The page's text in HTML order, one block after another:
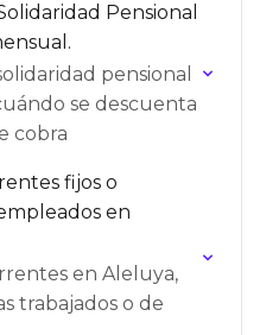
Pensional
pensional
se descuenta
cobra
fijos o
en
en Aleluya,
trabajados o de